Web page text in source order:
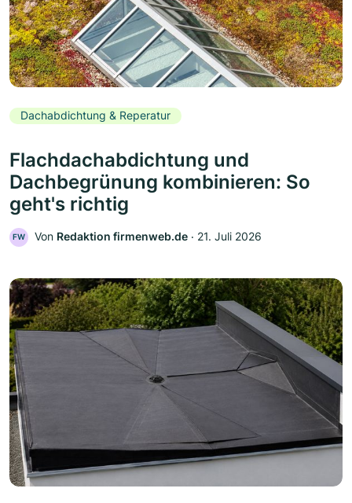
Dachabdichtung & Reperatur
Flachdachabdichtung und
Dachbegrünung kombinieren: So
geht's richtig
FW Von Redaktion firmenweb.de ‧ 21. Juli 2026